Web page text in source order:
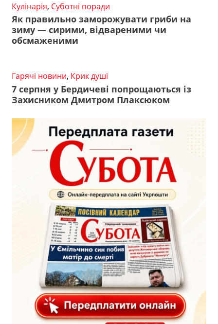
Кулінарія, Суботні поради
Як правильно заморожувати гриби на
зиму — сирими, відвареними чи
обсмаженими
Гарячі новини, Крик душі
7 серпня у Бердичеві попрощаються із
Захисником Дмитром Плаксюком